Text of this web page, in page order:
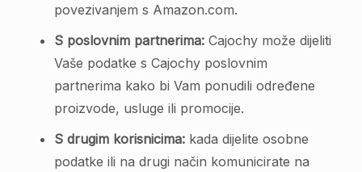
povezivanjem s Amazon.com.
S poslovnim partnerima:Cajochy može dijeliti
Vaše podatke s Cajochy poslovnim
partnerima kako bi Vam ponudili određene
proizvode, usluge ili promocije.
S drugim korisnicima:kada dijelite osobne
podatke ili na drugi način komunicirate na